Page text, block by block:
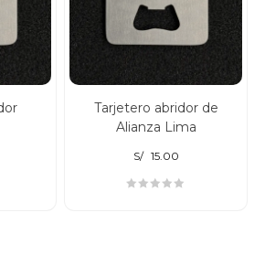
Tarjetero abridor de
Alianza Lima
S/ 15.00